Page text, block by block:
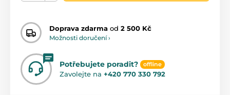
Doprava zdarma od 2 500 Kč
Možnosti doručení ›
Potřebujete poradit? offline
Zavolejte na +420 770 330 792